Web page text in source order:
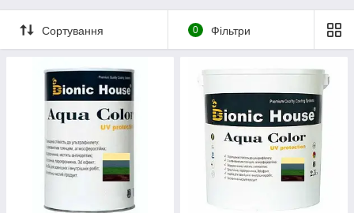
Сортування 0 Фільтри